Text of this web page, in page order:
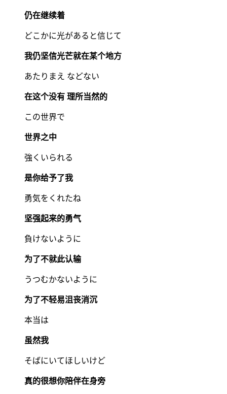
仍在继续着
どこかに光があると信じて
我仍坚信光芒就在某个地方
あたりまえ などない
在这个没有 理所当然的
この世界で
世界之中
強くいられる
是你给予了我
勇気をくれたね
坚强起来的勇气
負けないように
为了不就此认输
うつむかないように
为了不轻易沮丧消沉
本当は
虽然我
そばにいてほしいけど
真的很想你陪伴在身旁